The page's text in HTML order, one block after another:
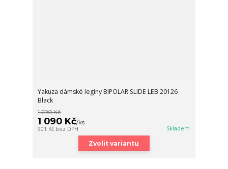
Yakuza dámské legíny BIPOLAR SLIDE LEB 20126
Black
1 290 Kč
1 090 Kč/ks
901 Kč bez DPH Skladem
Zvolit variantu